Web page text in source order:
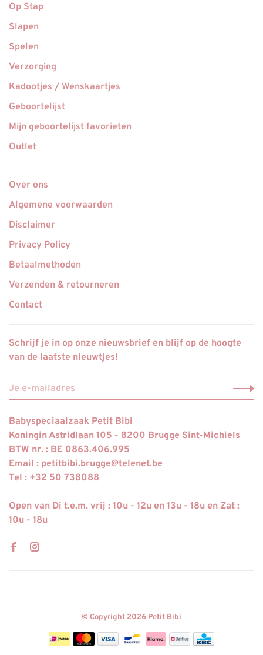
Op Stap
Slapen
Spelen
Verzorging
Kadootjes / Wenskaartjes
Geboortelijst
Mijn geboortelijst favorieten
Outlet
Over ons
Algemene voorwaarden
Disclaimer
Privacy Policy
Betaalmethoden
Verzenden & retourneren
Contact
Schrijf je in op onze nieuwsbrief en blijf op de hoogte
van de laatste nieuwtjes!
Babyspeciaalzaak Petit Bibi
Koningin Astridlaan 105 - 8200 Brugge Sint-Michiels
BTW nr. : BE 0863.406.995
Email : petitbibi.brugge@telenet.be
Tel : +32 50 738088
Open van Di t.e.m. vrij : 10u - 12u en 13u - 18u en Zat :
10u - 18u
© Copyright 2026 Petit Bibi